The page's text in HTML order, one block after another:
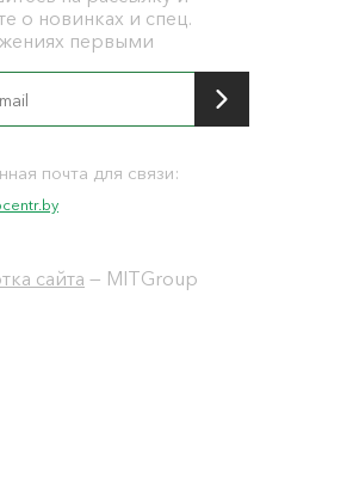
о новинках и спец.
первыми
почта для связи:
сайта — MITGroup